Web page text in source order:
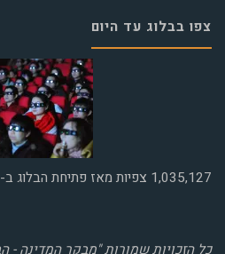
צפו בבלוג עד היום
1,035,127 צפיות מאז פתיחת הבלוג ב- 21/2/2010.